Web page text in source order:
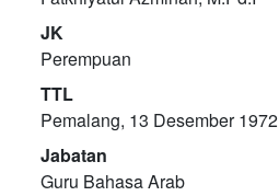
JK
Perempuan
TTL
Pemalang, 13 Desember 1972
Jabatan
Guru Bahasa Arab